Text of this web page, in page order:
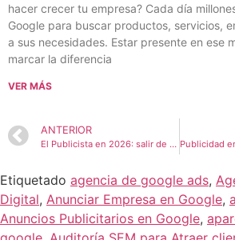
hacer crecer tu empresa? Cada día
Google para buscar productos, servicios,
a sus necesidades. Estar presente en ese
marcar la diferencia
VER MÁS
ANTERIOR
El Publicista en 2026: salir de uno mismo y trabajar con la inteligencia artificial
Etiquetado agencia de google ads,
Digital, Anunciar Empresa en Google,
Anuncios Publicitarios en Google,